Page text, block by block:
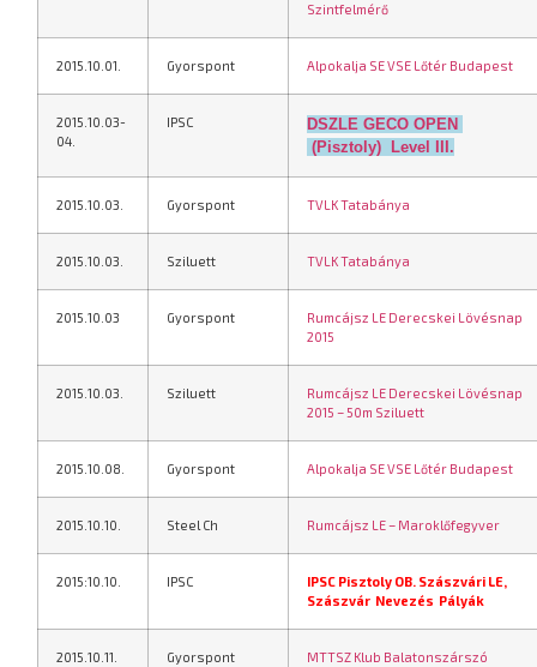
Szintfelmérő
2015.10.01. Gyorspont Alpokalja SE VSE Lőtér Budapest
2015.10.03-
04.
IPSC
DSZLE GECO OPEN
(Pisztoly) Level III.
2015.10.03. Gyorspont TVLK Tatabánya
2015.10.03. Sziluett TVLK Tatabánya
2015.10.03 Gyorspont
Rumcájsz LE Derecskei Lövésnap
2015
2015.10.03. Sziluett
Rumcájsz LE Derecskei Lövésnap
2015 – 50m Sziluett
2015.10.08. Gyorspont Alpokalja SE VSE Lőtér Budapest
2015.10.10. Steel Ch Rumcájsz LE – Maroklőfegyver
2015:10.10. IPSC
IPSC Pisztoly OB. Szászvári LE,
Szászvár Nevezés Pályák
2015.10.11. Gyorspont
MTTSZ Klub Balatonszárszó